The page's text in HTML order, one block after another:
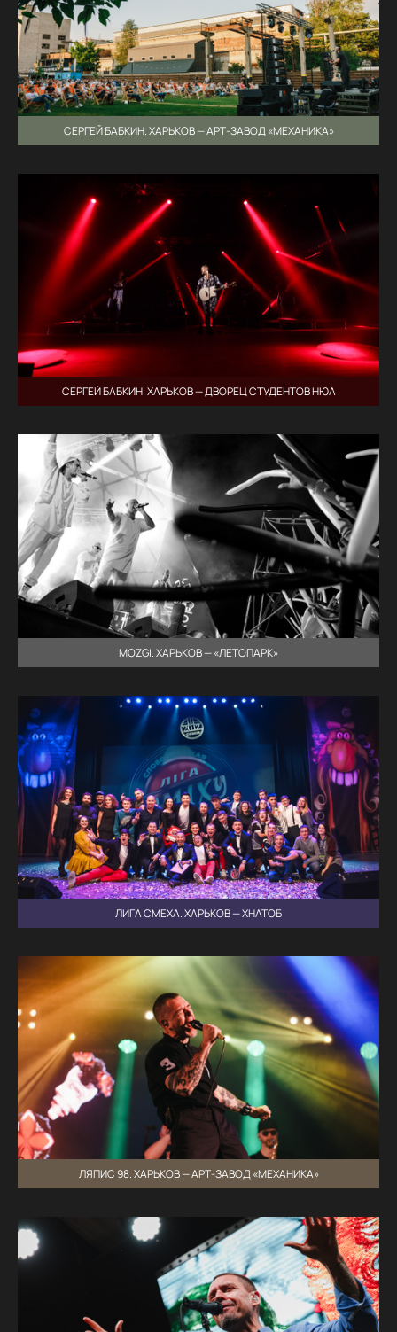
СЕРГЕЙ БАБКИН. ХАРЬКОВ — АРТ-ЗАВОД «МЕХАНИКА»
СЕРГЕЙ БАБКИН. ХАРЬКОВ — ДВОРЕЦ СТУДЕНТОВ НЮА
MOZGI. ХАРЬКОВ — «ЛЕТОПАРК»
ЛИГА СМЕХА. ХАРЬКОВ — ХНАТОБ
ЛЯПИС 98. ХАРЬКОВ — АРТ-ЗАВОД «МЕХАНИКА»